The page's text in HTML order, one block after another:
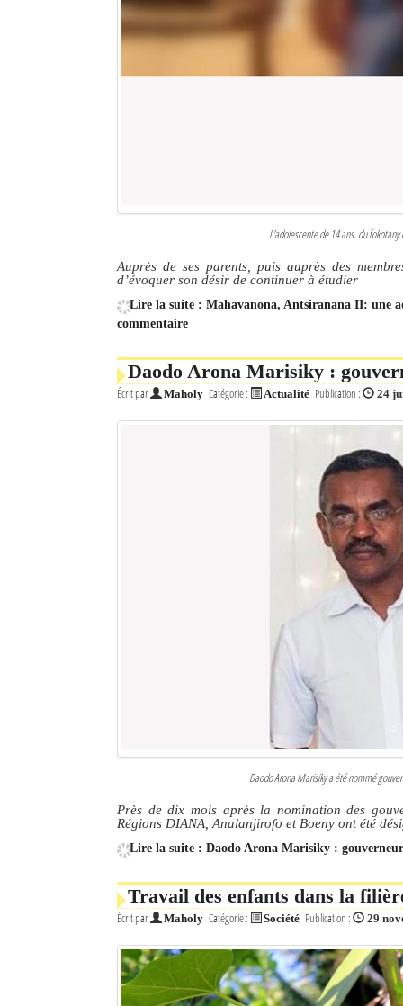
L'adolescente de 14 ans, du
Auprès de ses parents, puis auprès des
d’évoquer son désir de continuer à étudier
Lire la suite : Mahavanona, Antsiranana II: une
commentaire
Daodo Arona Marisiky :
Écrit par Maholy Catégorie : Actualité Publication : 24
Daodo Arona Marisiky a été nommé
Près de dix mois après la nomination des
Régions DIANA, Analanjirofo et Boeny ont été
Lire la suite : Daodo Arona Marisiky :
Travail des enfants dans la
Écrit par Maholy Catégorie : Société Publication : 29